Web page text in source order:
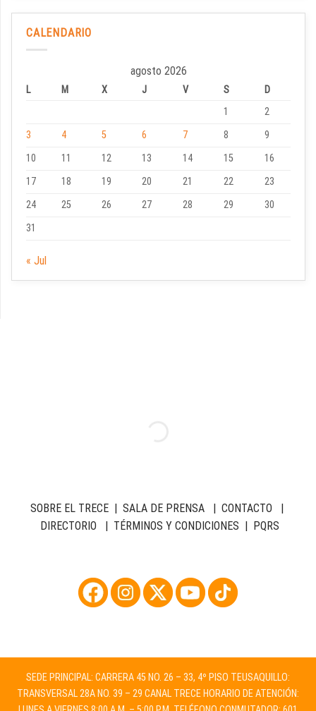
CALENDARIO
agosto 2026
L M X J V S
D
1
2
3
4 5 6 7 8
9
10
11 12 13 14 15
16
17
18 19 20 21 22
23
24
25 26 27 28 29
30
31
« Jul
SOBRE EL TRECE| SALA DE PRENSA| CONTACTO |
DIRECTORIO | TÉRMINOS Y CONDICIONES | PQRS
SEDE PRINCIPAL: CARRERA 45 NO. 26 – 33, 4º PISO TEUSAQUILLO:
TRANSVERSAL 28A NO. 39 – 29 CANAL TRECE HORARIO DE ATENCIÓN: